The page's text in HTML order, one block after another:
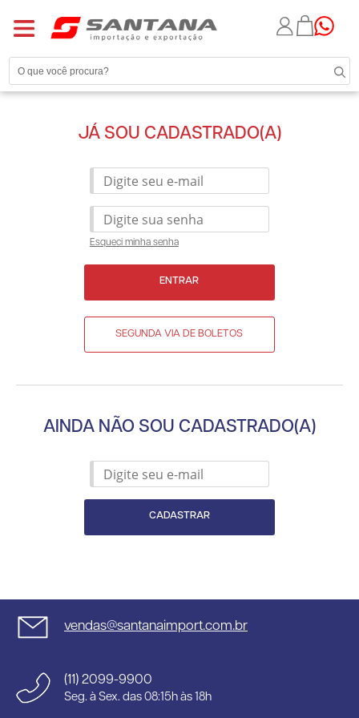
JÁ SOU CADASTRADO(A)
Esqueci minha senha
ENTRAR
SEGUNDA VIA DE BOLETOS
AINDA NÃO SOU CADASTRADO(A)
CADASTRAR
vendas@santanaimport.com.br
(11) 2099-9900
Seg. à Sex. das 08:15h às 18h